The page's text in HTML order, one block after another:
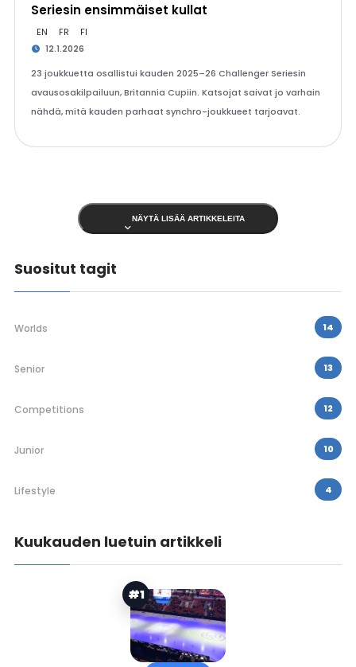
Seriesin ensimmäiset kullat
EN FR FI
12.1.2026
23 joukkuetta osallistui kauden 2025–26 Challenger Seriesin
avausosakilpailuun, Britannia Cupiin. Katsojat saivat jo varhain
nähdä, mitä kauden parhaat synchro-joukkueet tarjoavat.
NÄYTÄ LISÄÄ ARTIKKELEITA
Suositut tagit
Worlds 14
Senior 13
Competitions 12
Junior 10
Lifestyle 4
Kuukauden luetuin artikkeli
#1